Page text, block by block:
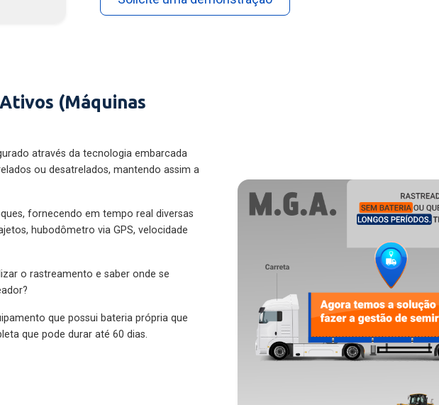
(Máquinas
através da tecnologia embarcada
ou desatrelados, mantendo assim a
fornecendo em tempo real diversas
hubodômetro via GPS, velocidade
o rastreamento e saber onde se
que possui bateria própria que
que pode durar até 60 dias.